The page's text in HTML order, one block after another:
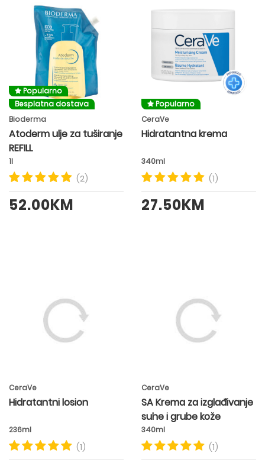
Popularno
Besplatna dostava
Bioderma
Atoderm ulje za tuširanje
REFILL
1l
(2)
52.00KM
Popularno
CeraVe
Hidratantna krema
340ml
(1)
27.50KM
CeraVe
Hidratantni losion
236ml
(1)
CeraVe
SA Krema za izglađivanje
suhe i grube kože
340ml
(1)